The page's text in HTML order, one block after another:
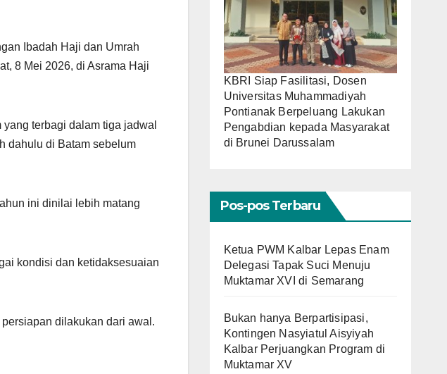
Ibadah Haji dan Umrah
8 Mei 2026, di Asrama Haji
terbagi dalam tiga jadwal
dahulu di Batam sebelum
ini dinilai lebih matang
kondisi dan ketidaksesuaian
dilakukan dari awal.
KBRI Siap Fasilitasi, Dosen
Universitas Muhammadiyah
Pontianak Berpeluang Lakukan
Pengabdian kepada Masyarakat
di Brunei Darussalam
Pos-pos Terbaru
Ketua PWM Kalbar Lepas Enam
Delegasi Tapak Suci Menuju
Muktamar XVI di Semarang
Bukan hanya Berpartisipasi,
Kontingen Nasyiatul Aisyiyah
Kalbar Perjuangkan Program di
Muktamar XV